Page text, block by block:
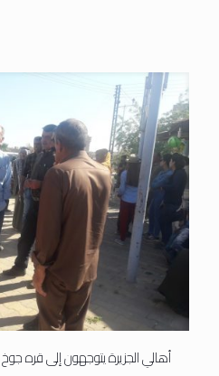
أهالي الجزيرة يتوجهون إلى قره جوخ